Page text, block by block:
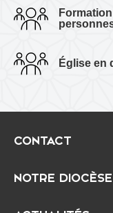
Église en
CONTACT
NOTRE DIOCÈSE